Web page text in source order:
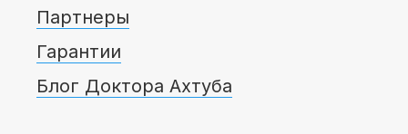
Партнеры
Гарантии
Блог Доктора Ахтуба